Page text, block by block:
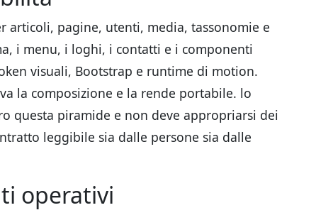
articoli, pagine, utenti, media, tassonomie e
i menu, i loghi, i contatti e i componenti
visuali, Bootstrap e runtime di motion.
la composizione e la rende portabile. lo
questa piramide e non deve appropriarsi dei
leggibile sia dalle persone sia dalle
operativi